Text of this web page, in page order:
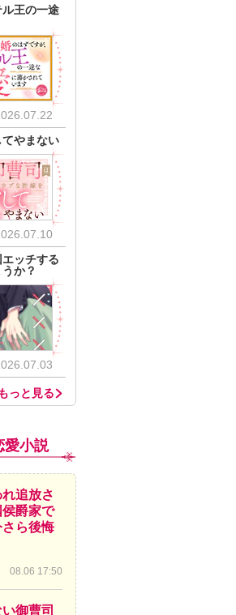
王の一途
やまない
ッチする
か？
っと見る
愛小説
追放さ
爵家で
ら後悔
08.06 17:50
御曹司